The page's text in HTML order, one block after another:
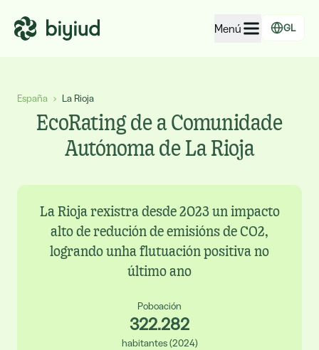
Menú
Para xente
Para administracións
Para empresas
GL
España › La Rioja
EcoRating de a Comunidade
Autónoma de La Rioja
La Rioja rexistra desde 2023 un impacto
alto de redución de emisións de CO2,
logrando unha flutuación positiva no
último ano
Poboación
322.282
habitantes(2024)